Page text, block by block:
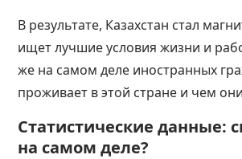
В результате, Казахстан стал
ищет лучшие условия жизни и
же на самом деле иностранных
проживает в этой стране и чем
Статистические данные:
на самом деле?